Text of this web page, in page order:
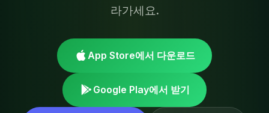
라가세요.
App Store에서 다운로드
Google Play에서 받기